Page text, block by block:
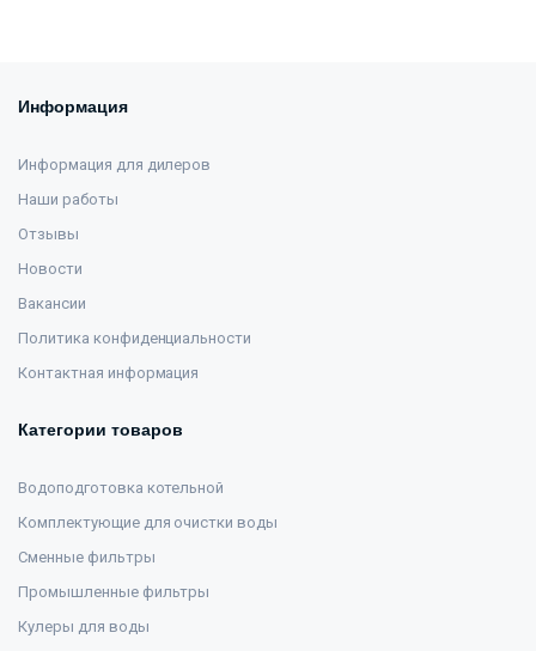
Информация
Информация для дилеров
Наши работы
Отзывы
Новости
Вакансии
Политика конфиденциальности
Контактная информация
Категории товаров
Водоподготовка котельной
Комплектующие для очистки воды
Сменные фильтры
Промышленные фильтры
Кулеры для воды